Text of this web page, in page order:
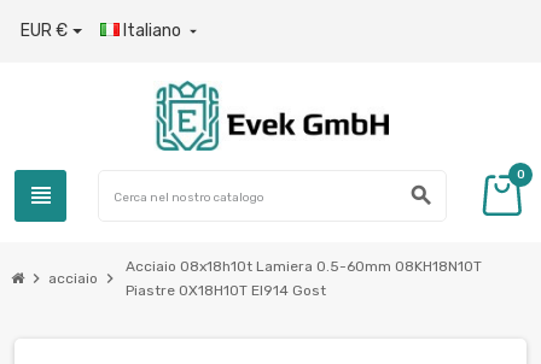
EUR € Italiano 
view_headline search
0
chevron_right acciaio chevron_right
Acciaio 08x18h10t Lamiera 0.5-60mm 08KH18N10T
Piastre 0Х18Н10Т EI914 Gost